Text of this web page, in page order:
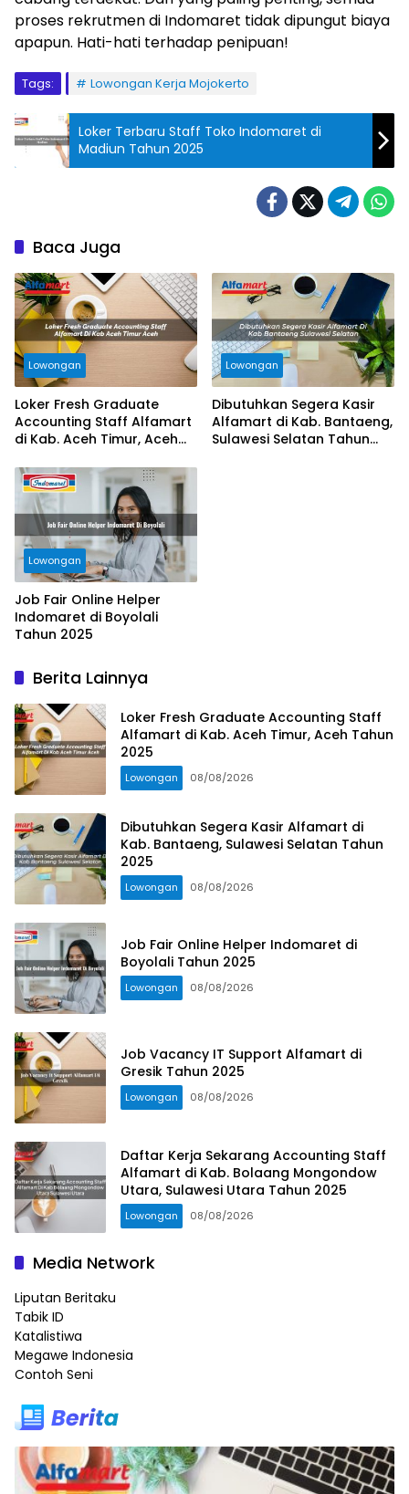
proses rekrutmen di Indomaret tidak dipungut biaya
apapun. Hati-hati terhadap penipuan!
Tags: Lowongan Kerja Mojokerto
Loker Terbaru Staff Toko Indomaret di
Madiun Tahun 2025
Baca Juga
Lowongan
Loker Fresh Graduate
Accounting Staff Alfamart
di Kab. Aceh Timur, Aceh
Lowongan
Dibutuhkan Segera Kasir
Alfamart di Kab. Bantaeng,
Sulawesi Selatan Tahun
Lowongan
Job Fair Online Helper
Indomaret di Boyolali
Tahun 2025
Berita Lainnya
Loker Fresh Graduate Accounting Staff
Alfamart di Kab. Aceh Timur, Aceh Tahun
2025
Lowongan 08/08/2026
Dibutuhkan Segera Kasir Alfamart di
Kab. Bantaeng, Sulawesi Selatan Tahun
2025
Lowongan 08/08/2026
Job Fair Online Helper Indomaret di
Boyolali Tahun 2025
Lowongan 08/08/2026
Job Vacancy IT Support Alfamart di
Gresik Tahun 2025
Lowongan 08/08/2026
Daftar Kerja Sekarang Accounting Staff
Alfamart di Kab. Bolaang Mongondow
Utara, Sulawesi Utara Tahun 2025
Lowongan 08/08/2026
Media Network
Liputan Beritaku
Tabik ID
Katalistiwa
Megawe Indonesia
Contoh Seni